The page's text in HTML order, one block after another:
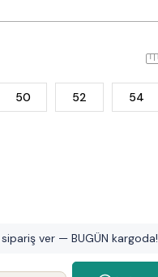
50 52 54
ver — BUGÜN kargoda!